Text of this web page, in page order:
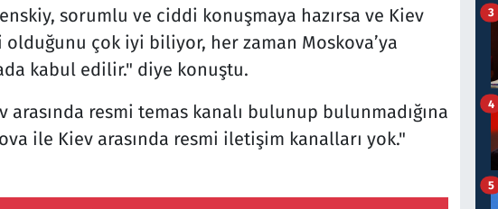
sorumlu ve ciddi konuşmaya hazırsa ve Kiev
çok iyi biliyor, her zaman Moskova’ya
kabul edilir." diye konuştu.
arasında resmi temas kanalı bulunup bulunmadığına
ile Kiev arasında resmi iletişim kanalları yok."
3
4
5